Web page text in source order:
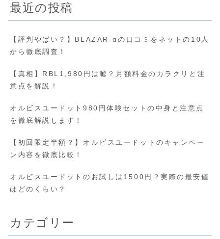
最近の投稿
【評判やばい？】BLAZAR-αの口コミをネットの10人
から徹底調査！
【真相】RBL1,980円は嘘？月額料金のカラクリと注
意点を解説！
オルビスユードット980円体験セットの中身と注意点
を徹底解説します！
【初回限定半額？】オルビスユードットのキャンペー
ン内容を徹底比較！
オルビスユードットのお試しは1500円？実際の最安値
はどのくらい？
カテゴリー